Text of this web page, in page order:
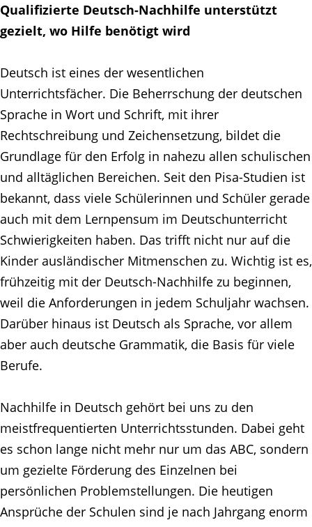
Qualifizierte Deutsch-Nachhilfe unterstützt
gezielt, wo Hilfe benötigt wird
Deutsch ist eines der wesentlichen
Unterrichtsfächer. Die Beherrschung der deutschen
Sprache in Wort und Schrift, mit ihrer
Rechtschreibung und Zeichensetzung, bildet die
Grundlage für den Erfolg in nahezu allen schulischen
und alltäglichen Bereichen. Seit den Pisa-Studien ist
bekannt, dass viele Schülerinnen und Schüler gerade
auch mit dem Lernpensum im Deutschunterricht
Schwierigkeiten haben. Das trifft nicht nur auf die
Kinder ausländischer Mitmenschen zu. Wichtig ist es,
frühzeitig mit der Deutsch-Nachhilfe zu beginnen,
weil die Anforderungen in jedem Schuljahr wachsen.
Darüber hinaus ist Deutsch als Sprache, vor allem
aber auch deutsche Grammatik, die Basis für viele
Berufe.
Nachhilfe in Deutsch gehört bei uns zu den
meistfrequentierten Unterrichtsstunden. Dabei geht
es schon lange nicht mehr nur um das ABC, sondern
um gezielte Förderung des Einzelnen bei
persönlichen Problemstellungen. Die heutigen
Ansprüche der Schulen sind je nach Jahrgang enorm